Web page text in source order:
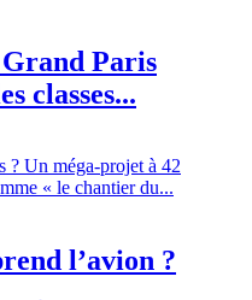
Paris
classes...
? Un méga-projet à 42
« le chantier du...
l’avion ?